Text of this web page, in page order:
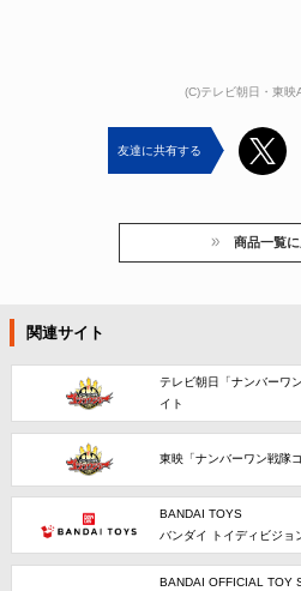
(C)テレビ朝日・東映
友達に共有する
商品一覧
関連サイト
テレビ朝日「ナンバーワ
イト
東映「ナンバーワン戦隊
BANDAI TOYS
バンダイ トイディビジョ
BANDAI OFFICIAL TOY